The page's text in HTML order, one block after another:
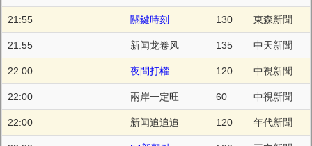
21:55 關鍵時刻 130 東森新聞
21:55 新闻龙卷风 135 中天新聞
22:00 夜問打權 120 中視新聞
22:00 兩岸一定旺 60 中視新聞
22:00 新闻追追追 120 年代新聞